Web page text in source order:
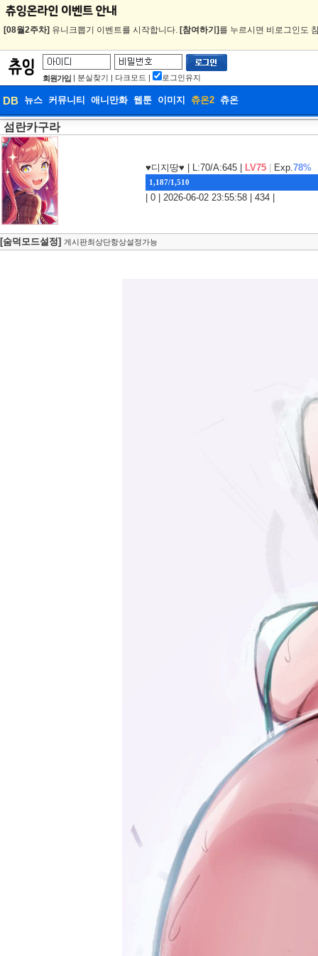
[08월2주차] 유니크뽑기 이벤트를 시작합니다. [참여하기] 를 누르시면 비로그인도
회원가입 | 분실찾기 | 다크모드 | 로그인유지
DB 뉴스 커뮤니티 애니만화 웹툰 이미지 츄온2 츄온
섬란카구라
♥디지땅♥ | L:70/A:645 | LV75 Exp.78%
1,187/1,510
| 0 | 2026-06-02 23:55:58 | 434 |
[숨덕모드설정] 게시판최상단항상설정가능